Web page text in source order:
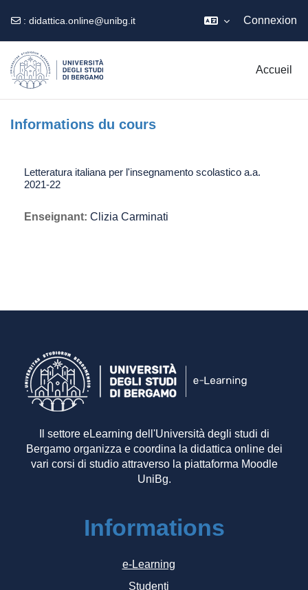
: didattica.online@unibg.it Connexion
Accueil
Informations du cours
Letteratura italiana per l'insegnamento scolastico a.a.
2021-22
Enseignant: Clizia Carminati
Il settore eLearning dell'Università degli studi di
Bergamo organizza e coordina la didattica online dei
vari corsi di studio attraverso la piattaforma Moodle
UniBg.
Informations
e-Learning
Studenti